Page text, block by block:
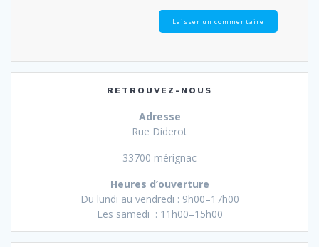
RETROUVEZ-NOUS
Adresse
Rue Diderot
33700 mérignac
Heures d’ouverture
Du lundi au vendredi : 9h00–17h00
Les samedi : 11h00–15h00